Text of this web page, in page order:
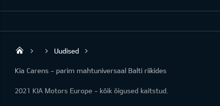
Rakvere Autotehnika
Uudised
Kia Carens - parim mahtuniversaal Balti riikides
2021 KIA Motors Europe - kõik õigused kaitstud.